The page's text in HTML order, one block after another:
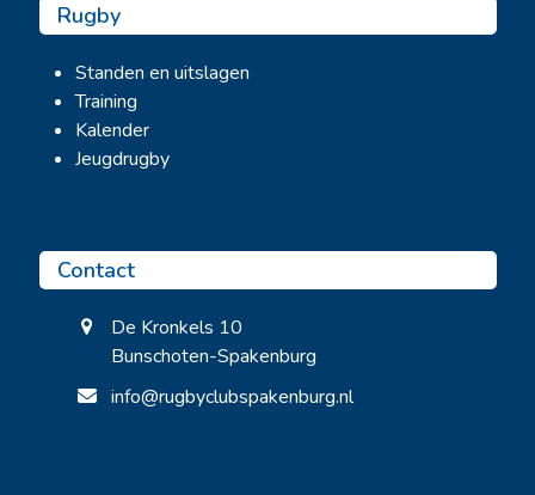
Rugby
Standen en uitslagen
Training
Kalender
Jeugdrugby
Contact
De Kronkels 10
Bunschoten-Spakenburg
info@rugbyclubspakenburg.nl